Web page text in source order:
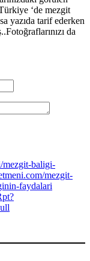
‘de mezgit
yazıda tarif ederken
da
mezgit-baligi-
mezgit-
faydalari